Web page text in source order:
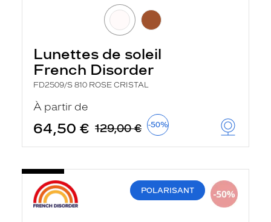
Lunettes de soleil
French Disorder
FD2509/S 810 ROSE CRISTAL
À partir de
64,50 € 129,00 € -50%
POLARISANT